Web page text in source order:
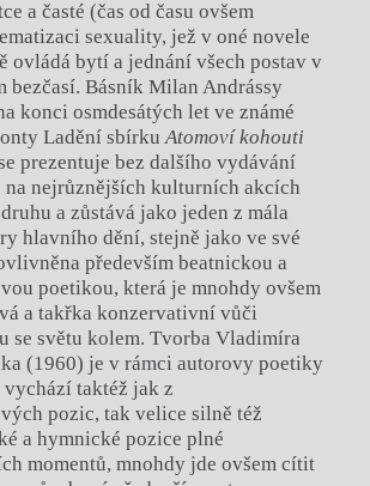
a časté (čas od času ovšem
sexuality, jež v oné novele
ovládá bytí a jednání všech postav v
bezčasí. Básník Milan Andrássy
konci osmdesátých let ve známé
Ladění sbírku Atomoví kohouti
prezentuje bez dalšího vydávání
nejrůznějších kulturních akcích
a zůstává jako jeden z mála
hlavního dění, stejně jako ve své
především beatnickou a
poetikou, která je mnohdy ovšem
a takřka konzervativní vůči
se světu kolem. Tvorba Vladimíra
(1960) je v rámci autorovy poetiky
taktéž jak z
pozic, tak velice silně též
a hymnické pozice plné
momentů, mnohdy jde ovšem cítit